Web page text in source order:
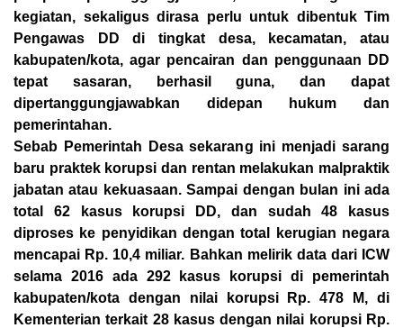
kegiatan, sekaligus dirasa perlu untuk dibentuk Tim
Pengawas DD di tingkat desa, kecamatan, atau
kabupaten/kota, agar pencairan dan penggunaan DD
tepat sasaran, berhasil guna, dan dapat
dipertanggungjawabkan didepan hukum dan
pemerintahan.
Sebab Pemerintah Desa sekarang ini menjadi sarang
baru praktek korupsi dan rentan melakukan malpraktik
jabatan atau kekuasaan. Sampai dengan bulan ini ada
total 62 kasus korupsi DD, dan sudah 48 kasus
diproses ke penyidikan dengan total kerugian negara
mencapai Rp. 10,4 miliar. Bahkan melirik data dari ICW
selama 2016 ada 292 kasus korupsi di pemerintah
kabupaten/kota dengan nilai korupsi Rp. 478 M, di
Kementerian terkait 28 kasus dengan nilai korupsi Rp.